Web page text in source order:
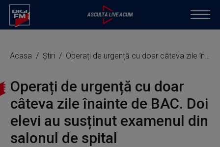
Acasa Știri Operați de urgență cu doar câteva zile înainte de BAC. Doi elevi au susținut examenul din salonul de spital
Operați de urgență cu doar
câteva zile înainte de BAC. Doi
elevi au susținut examenul din
salonul de spital